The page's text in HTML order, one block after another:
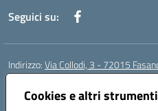
Cookies e altri
Seguici su:
Indirizzo:Via Collodi, 3 - 72015
Centralino:
Posta elettronica certificata (PEC):